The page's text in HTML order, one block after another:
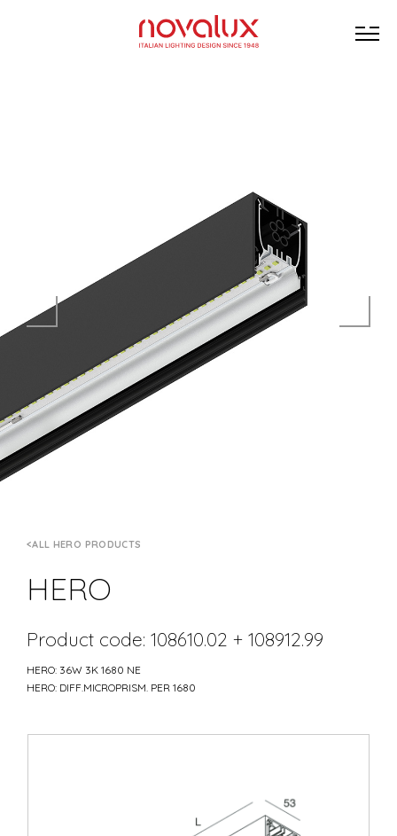
ALL HERO PRODUCTS
HERO
Product code: 108610.02 + 108912.99
HERO: 36W 3K 1680 NE
HERO: DIFF.MICROPRISM. PER 1680